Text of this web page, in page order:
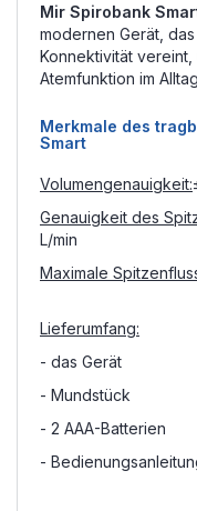
Mir Spirobank
modernen Gerät,
Konnektivität
Atemfunktion im
Merkmale des
Smart
Volumengenauigkeit:
Genauigkeit des
L/min
Maximale
Lieferumfang:
- das Gerät
- Mundstück
- 2 AAA-Batterien
-